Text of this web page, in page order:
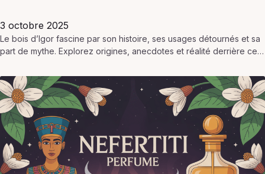
3 octobre 2025
Le bois d’Igor fascine par son histoire, ses usages détournés et sa
part de mythe. Explorez origines, anecdotes et réalité derrière ce